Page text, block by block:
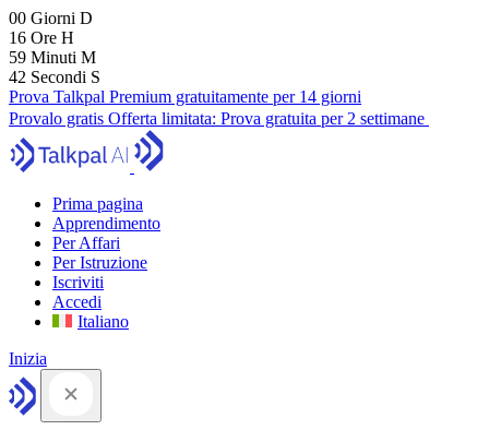
00 Giorni D
16 Ore H
59 Minuti M
41 Secondi S
Prova Talkpal Premium gratuitamente per 14 giorni
Provalo gratis Offerta limitata: Prova gratuita per 2 settimane
Prima pagina
Apprendimento
Per Affari
Per Istruzione
Iscriviti
Accedi
Italiano
Inizia